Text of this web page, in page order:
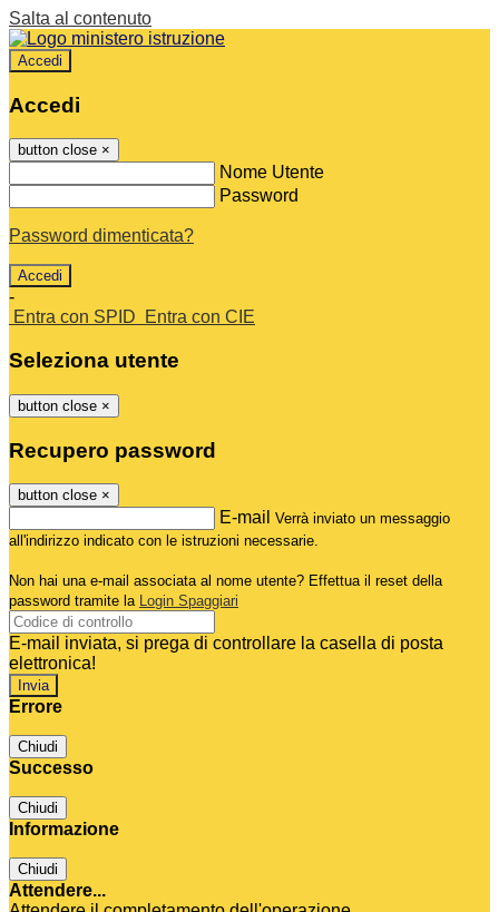
Salta al contenuto
Accedi
Accedi
button close ×
Nome Utente
Password
Password dimenticata?
-
Entra con SPID
Entra con CIE
Seleziona utente
button close ×
Recupero password
button close ×
E-mail Verrà inviato un messaggio
all'indirizzo indicato con le istruzioni necessarie.
Non hai una e-mail associata al nome utente? Effettua il reset della
password tramite la Login Spaggiari
E-mail inviata, si prega di controllare la casella di posta
elettronica!
Errore
Chiudi
Successo
Chiudi
Informazione
Chiudi
Attendere...